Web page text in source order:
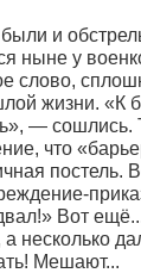
и
ныне у
слово,
жизни. «К
— сошлись.
что
постель.
Вот
несколько
Мешают...